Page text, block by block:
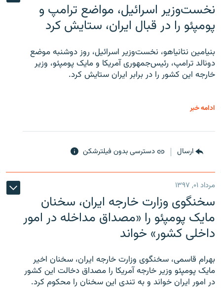
نخست‌وزیر اسرائیل، مواضع ترامپ و
پومپئو را در قبال ایران، ستایش کرد
بنیامین نتانیاهو، نخست‌وزیر اسرائیل، روز دوشنبه موضع
دونالد ترامپ، رئیس‌جمهوری آمریکا و مایک پومپئو، وزیر
خارجه این کشور را در برابر ایران ستایش کرد.
ادامه خبر
ارسال دسترسی بدون فیلترشکن
مرداد ۰۱, ۱۳۹۷
سخنگوی وزارت خارجه ایران، سخنان
مایک پومپئو را «مصداق مداخله در امور
داخلی کشور» خواند
بهرام قاسمی، سخنگوی وزارت خارجه ایران، سخنان اخیر
مایک پومپئو وزیر خارجه آمریکا را مصداق دخالت این کشور
در امور ایران خواند و به تندی این سخنان را محکوم کرد.